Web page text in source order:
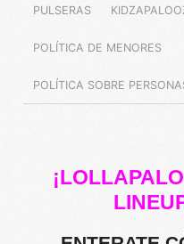
PULSERAS
POLÍTICA DE MENORES
POLÍTICA SOBRE